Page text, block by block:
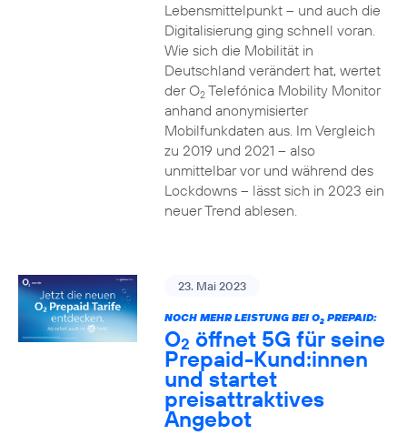
Lebensmittelpunkt – und auch die
Digitalisierung ging schnell voran.
Wie sich die Mobilität in
Deutschland verändert hat, wertet
der O2Telefónica Mobility Monitor
anhand anonymisierter
Mobilfunkdaten aus. Im Vergleich
zu 2019 und 2021 – also
unmittelbar vor und während des
Lockdowns – lässt sich in 2023 ein
neuer Trend ablesen.
23. Mai 2023
NOCH MEHR LEISTUNG BEI O2PREPAID:
O2 öffnet 5G für seine
Prepaid-Kund:innen
und startet
preisattraktives
Angebot